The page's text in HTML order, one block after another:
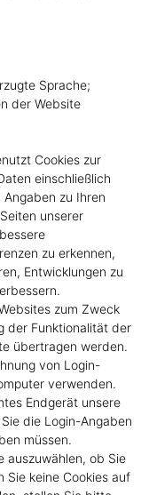
Sprache;
der Website
Cookies zur
einschließlich
zu Ihren
unserer
zu erkennen,
Entwicklungen zu
zum Zweck
der Funktionalität der
übertragen werden.
von Login-
verwenden.
Endgerät unsere
die Login-Angaben
müssen.
auszuwählen, ob Sie
Sie keine Cookies auf